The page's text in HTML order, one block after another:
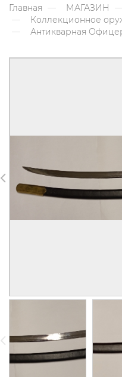
Главная МАГАЗИН
Коллекционное
Антикварная